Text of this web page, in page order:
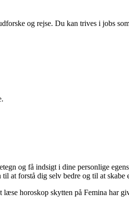
og rejse. Du kan trives i jobs
og få indsigt i dine personlige
at forstå dig selv bedre og til at skabe
horoskop skytten på Femina har